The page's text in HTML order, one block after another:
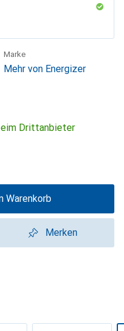
Marke
Mehr von Energizer
Drittanbieter
Warenkorb
Merken